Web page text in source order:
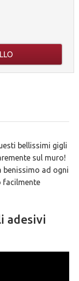
bellissimi gigli
sul muro!
benissimo ad ogni
facilmente
adesivi